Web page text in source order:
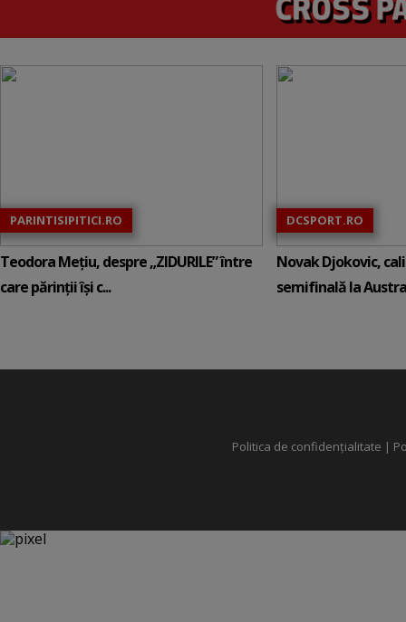
PARINTISIPITICI.RO
Teodora Mețiu, despre „ZIDURILE” între
care părinții își c...
DCSPORT.RO
Novak Djokovic,
semifinală la
Politica de confidențialitate |